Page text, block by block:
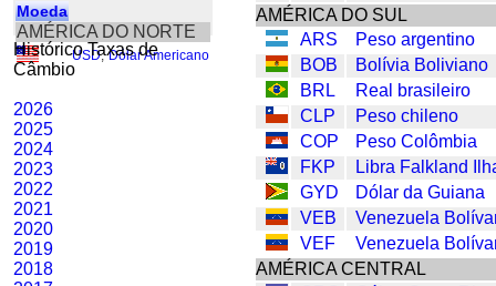
Moeda
AMÉRICA DO NORTE
USD, Dólar Americano
Histórico Taxas de
Câmbio
2026
2025
2024
2023
2022
2021
2020
2019
2018
AMÉRICA DO SUL
ARS
Peso argentino
BOB
Bolívia Boliviano
BRL
Real brasileiro
CLP
Peso chileno
COP
Peso Colômbia
FKP
Libra Falkland
GYD
Dólar da Guiana
VEB
Venezuela
VEF
Venezuela
AMÉRICA CENTRAL